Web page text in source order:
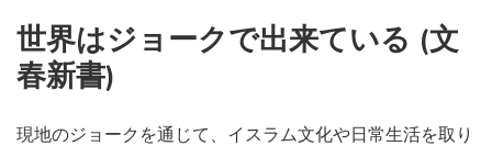
世界はジョークで出来ている (文
春新書)
現地のジョークを通じて、イスラム文化や日常生活を取り